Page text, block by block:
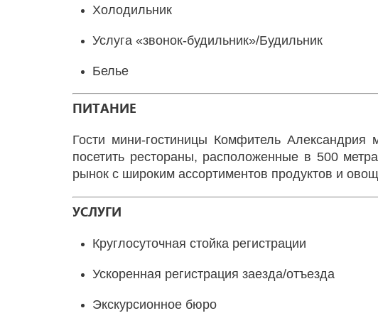
Холодильник
Услуга «звонок-будильник»/Будильник
Белье
ПИТАНИЕ
Гости мини-гостиницы Комфитель Александрия
посетить рестораны, расположенные в 500
рынок с широким ассортиментов продуктов и
УСЛУГИ
Круглосуточная стойка регистрации
Ускоренная регистрация заезда/отъезда
Экскурсионное бюро